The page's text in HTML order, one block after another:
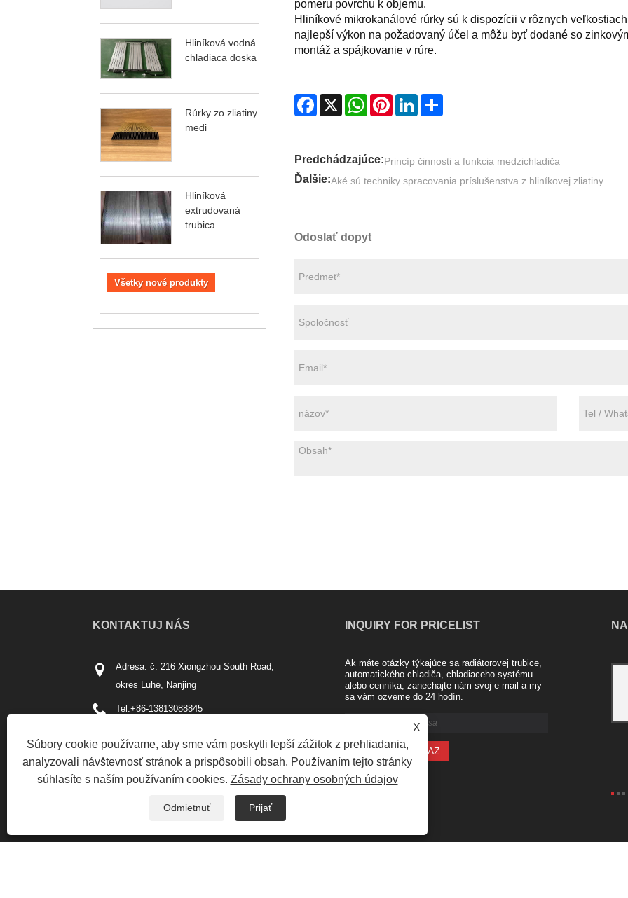
Hliníková vodná
chladiaca doska
Rúrky zo zliatiny
medi
Hliníková
extrudovaná
trubica
Všetky nové produkty
pomeru povrchu k objemu.
Hliníkové mikrokanálové rúrky sú k dispozícii v rôznych
najlepší výkon na požadovaný účel a môžu byť dodané so
montáž a spájkovanie v rúre.
Facebook
X WhatsAppPinterestLinkedInShare
Predchádzajúce:Princíp činnosti a funkcia medzichladiča
Ďalšie:Aké sú techniky spracovania príslušenstva z hliníkovej zliatiny
Odoslať dopyt
KONTAKTUJ NÁS
Adresa: č. 216 Xiongzhou South Road,
okres Luhe, Nanjing
Tel:+86-13813088845
Email: kingda@njmjst.com
Fax: +86-025-57611586
INQUIRY FOR PRICELIST
Ak máte otázky týkajúce sa radiátorovej trubice,
automatického chladiča, chladiaceho systému
alebo cenníka, zanechajte nám svoj e-mail a my
sa vám ozveme do 24 hodín.
Hliníkový chladič od spoločnosti Nanjing
Majestic Company
2021/04/20
posledných rokoch. Napríklad medeno-
X
Súbory cookie používame, aby sme vám poskytli lepší zážitok z prehliadania,
analyzovali návštevnosť stránok a prispôsobili obsah. Používaním tejto stránky
súhlasíte s naším používaním cookies. Zásady ochrany osobných údajov
Odmietnuť Prijať